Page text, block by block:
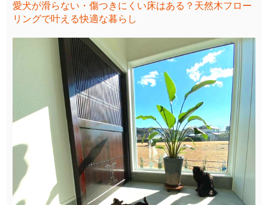
愛犬が滑らない・傷つきにくい床はある？天然木フロー
リングで叶える快適な暮らし